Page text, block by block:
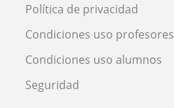
Política de privacidad
Condiciones uso profesores
Condiciones uso alumnos
Seguridad